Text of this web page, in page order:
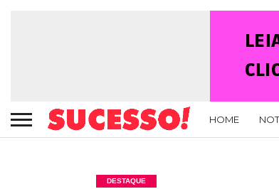
HOME
DESTAQUE